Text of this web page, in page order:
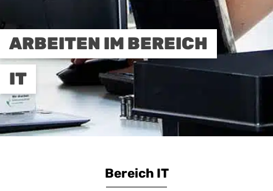
ARBEITEN IM BEREICH
IT
Bereich IT